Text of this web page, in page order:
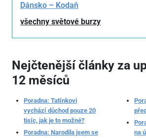
Dánsko – Kodaň
všechny světové burzy
Nejčtenější články za
12 měsíců
Poradna: Tatínkovi
vychází důchod pouze 20
tisíc, jak je to možné?
Poradna: Narodila jsem se
na